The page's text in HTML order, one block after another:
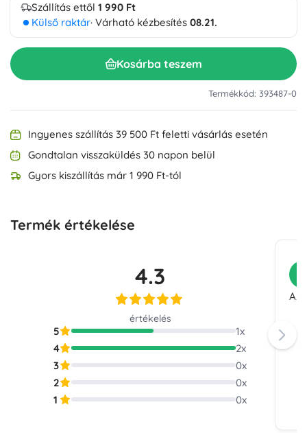
Szállítás ettől 1 990 Ft
Külső raktár· Várható kézbesítés 08.21.
Kosárba teszem
Termékkód: 393487-0
Ingyenes szállítás 39 500 Ft feletti vásárlás esetén
Gondtalan visszaküldés 30 napon belül
Gyors kiszállítás már 1 990 Ft-tól
Termék értékelése
4.3
értékelés
5 1x
4
2x
3
0x
2
0x
1
0x
Az